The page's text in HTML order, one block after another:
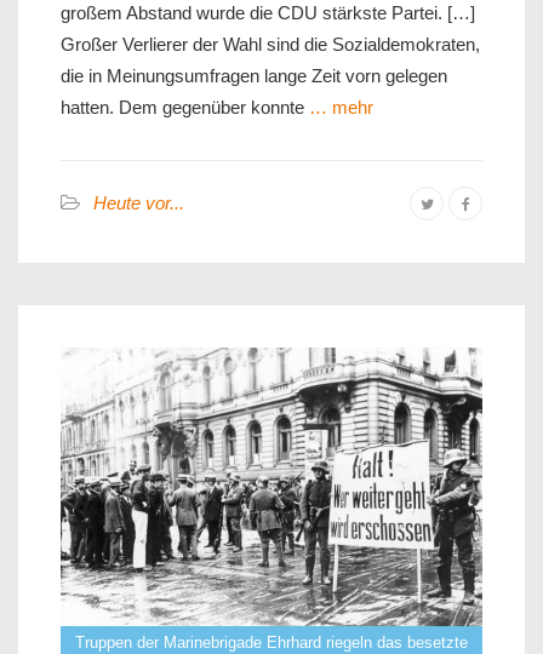
großem Abstand wurde die CDU stärkste Partei. […]
Großer Verlierer der Wahl sind die Sozialdemokraten,
die in Meinungsumfragen lange Zeit vorn gelegen
hatten. Dem gegenüber konnte … mehr
Heute vor...
Truppen der Marinebrigade Ehrhard riegeln das besetzte